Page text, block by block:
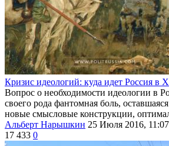
Кризис идеологий: куда идет Россия в
Вопрос о необходимости идеологии в
своего рода фантомная боль,
новые смысловые конструкции,
Альберт Нарышкин 25 Июля 2016, 11:07
17 433 0